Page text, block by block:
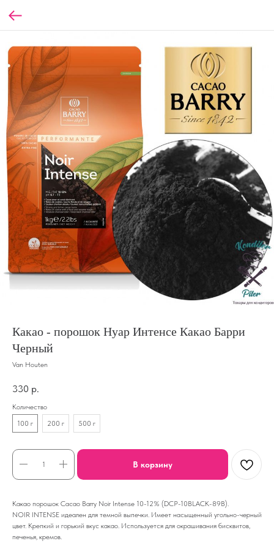
Какао - порошок Нуар Интенсе Какао Барри
Черный
Van Houten
330 р.
Количество
100 г
200 г 500 г
В корзину
Какао порошок Cacao Barry Noir Intense 10-12% (DCP-10BLACK-89B).
NOIR INTENSE идеален для темной выпечки. Имеет насыщенный угольно-черный
цвет. Крепкий и горький вкус какао. Используется для окрашивания бисквитов,
печенья, кремов.